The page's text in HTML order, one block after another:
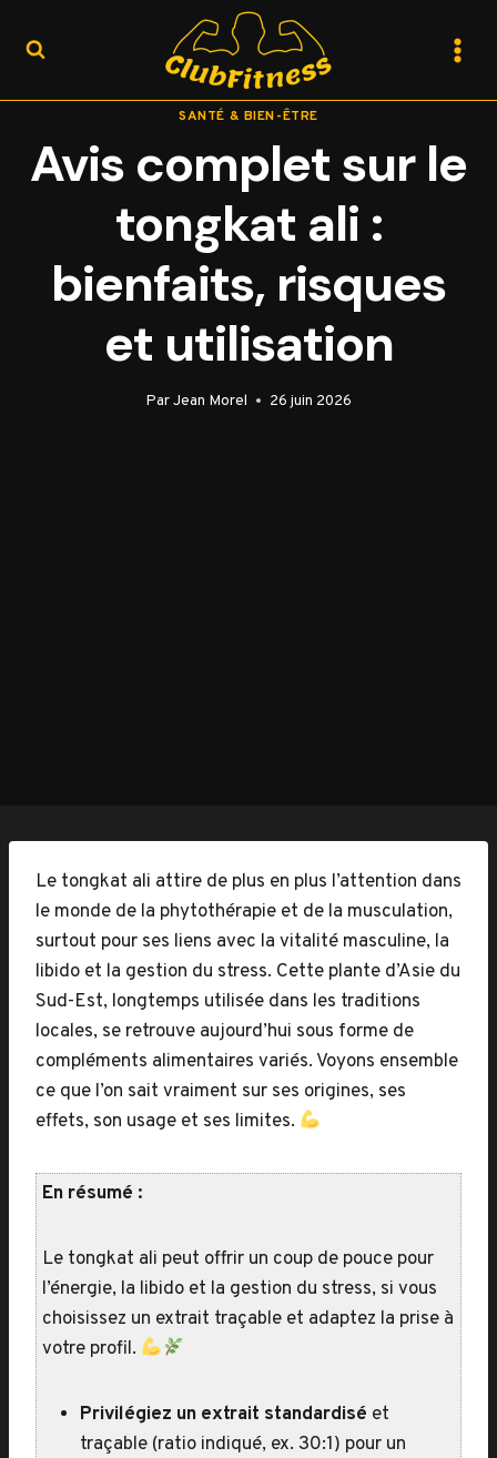
SANTÉ & BIEN-ÊTRE
Avis complet sur le
tongkat ali :
bienfaits, risques
et utilisation
ParJean Morel 26 juin 2026
Le tongkat ali attire de plus en plus l’attention dans
le monde de la phytothérapie et de la musculation,
surtout pour ses liens avec la vitalité masculine, la
libido et la gestion du stress. Cette plante d’Asie du
Sud-Est, longtemps utilisée dans les traditions
locales, se retrouve aujourd’hui sous forme de
compléments alimentaires variés. Voyons ensemble
ce que l’on sait vraiment sur ses origines, ses
effets, son usage et ses limites.
En résumé :
Le tongkat ali peut offrir un coup de pouce pour
l’énergie, la libido et la gestion du stress, si vous
choisissez un extrait traçable et adaptez la prise à
votre profil.
Privilégiez un extrait standardisé et
traçable (ratio indiqué, ex. 30:1) pour un